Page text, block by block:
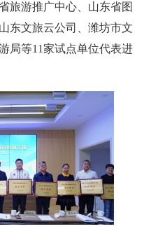
旅游推广中心、山东省图
东文旅云公司、潍坊市文
局等11家试点单位代表进